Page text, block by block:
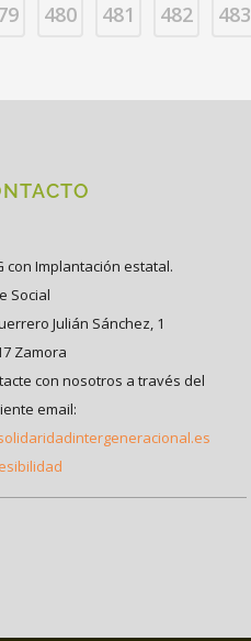
480 481 482 483
con Implantación estatal.
Social
Julián Sánchez, 1
Zamora
con nosotros a través del
email: